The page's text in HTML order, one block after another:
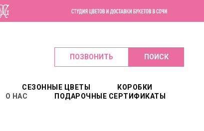
ПОЗВОНИТЬ ПОИСК
СЕЗОННЫЕ ЦВЕТЫ
КОРОБКИ
О НАС ПОДАРОЧНЫЕ СЕРТИФИКАТЫ